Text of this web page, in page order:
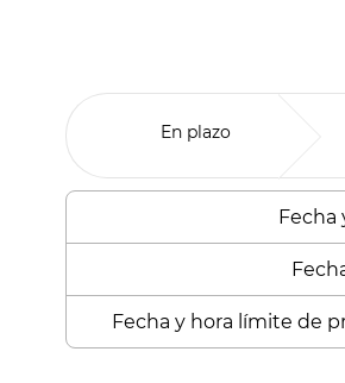
En plazo
Fecha
Fecha y hora límite de